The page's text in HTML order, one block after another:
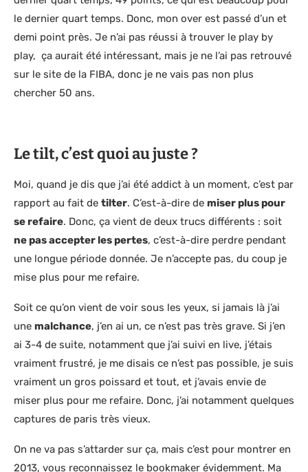
le dernier quart temps. Donc, mon over est passé d’un et
demi point près. Je n’ai pas réussi à trouver le play by
play, ça aurait été intéressant, mais je ne l’ai pas retrouvé
sur le site de la FIBA, donc je ne vais pas non plus
chercher 50 ans.
Le tilt, c’est quoi au juste ?
Moi, quand je dis que j’ai été addict à un moment, c’est par
rapport au fait de tilter. C’est-à-dire de miser plus pour
se refaire. Donc, ça vient de deux trucs différents : soit
ne pas accepter les pertes, c’est-à-dire perdre pendant
une longue période donnée. Je n’accepte pas, du coup je
mise plus pour me refaire.
Soit ce qu’on vient de voir sous les yeux, si jamais là j’ai
une malchance, j’en ai un, ce n’est pas très grave. Si j’en
ai 3-4 de suite, notamment que j’ai suivi en live, j’étais
vraiment frustré, je me disais ce n’est pas possible, je suis
vraiment un gros poissard et tout, et j’avais envie de
miser plus pour me refaire. Donc, j’ai notamment quelques
captures de paris très vieux.
On ne va pas s’attarder sur ça, mais c’est pour montrer en
2013, vous reconnaissez le bookmaker évidemment. Ma